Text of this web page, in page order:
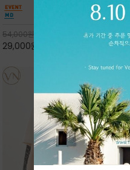
안함을 동시에 느낄수 있으며 차분하고 필요한
컬러웨이로 단독 또는 린넨 자켓/ 여름점퍼 안에
코디하기 만능템 입니다^^
54,000원
29,000원